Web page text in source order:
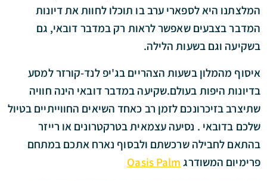
המלצתנו היא לספארי ערב בו תוכלו לחוות את דיונות
המדבר בצבעים שאפשר לראות רק במדבר דובאי, גם
בשקיעה וגם בשעות הלילה.
איסוף מהמלון בשעות הצהריים בג'יפ לנד-קורזר למסע
בדיונות היפות בעולם.שקיעה במדבר דובאי הינה חוויה
שתיצרב בזיכרונכם לזמן רב כאחד השיאים החווייתיים בטיול
שלכם בדובאי . נסיעה עצמאית בטרקטרונים או רייזר
בהתאם לחבילה שרכשתם ולבסוף נארח אתכם במתחם
פרימיום המשודרג Oasis Palm